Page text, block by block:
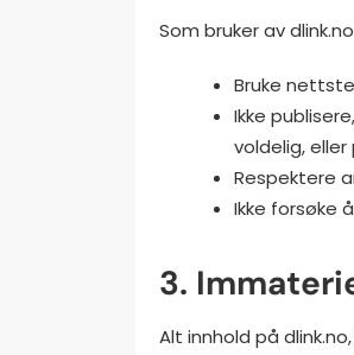
Som bruker av
Bruke
Ikke
voldelig,
Respektere
Ikke forsøke
3.
Alt innhold på